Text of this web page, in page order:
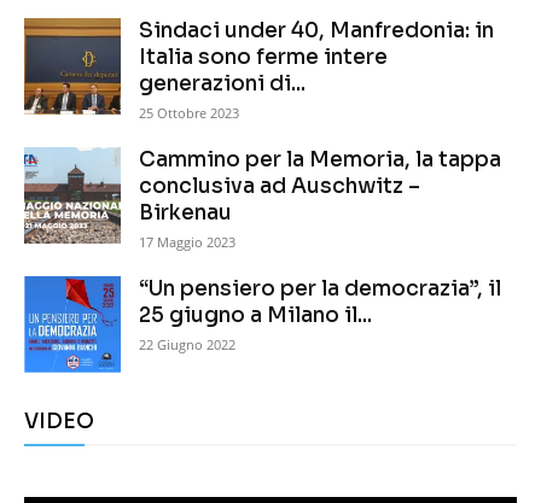
Sindaci under 40, Manfredonia: in
Italia sono ferme intere
generazioni di...
25 Ottobre 2023
Cammino per la Memoria, la tappa
conclusiva ad Auschwitz –
Birkenau
17 Maggio 2023
“Un pensiero per la democrazia”, il
25 giugno a Milano il...
22 Giugno 2022
VIDEO